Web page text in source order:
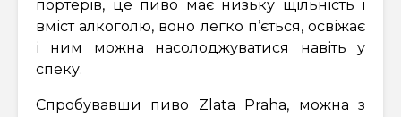
портерів, це пиво має низьку щільність і
вміст алкоголю, воно легко п’ється, освіжає
і ним можна насолоджуватися навіть у
спеку.
Спробувавши пиво Zlata Praha, можна з